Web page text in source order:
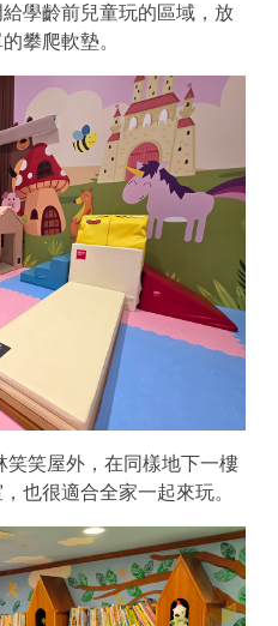
學齡前兒童玩的區域，放
攀爬軟墊。
笑笑屋外，在同樣地下一樓
也很適合全家一起來玩。